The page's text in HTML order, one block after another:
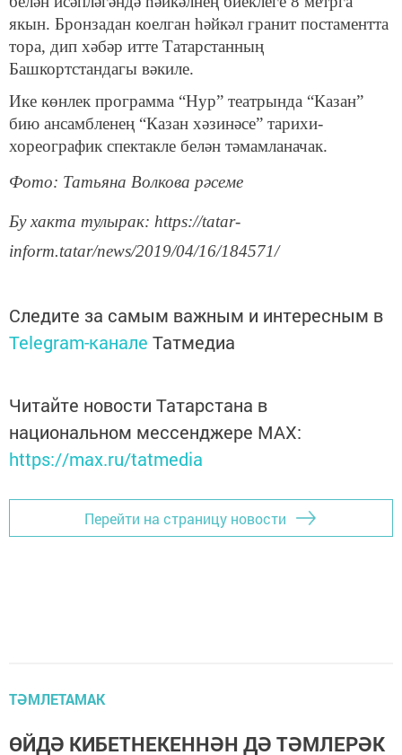
якын. Бронзадан коелган һәйкәл гранит постаментта
тора, дип хәбәр итте Татарстанның
Башкортстандагы вәкиле.
Ике көнлек программа “Нур” театрында “Казан”
бию ансамбленең “Казан хәзинәсе” тарихи-
хореографик спектакле белән тәмамланачак.
Фото: Татьяна Волкова рәсеме
Бу хакта тулырак: https://tatar-
inform.tatar/news/2019/04/16/184571/
Следите за самым важным и интересным в
Telegram-канале Татмедиа
Читайте новости Татарстана в
национальном мессенджере MАХ:
https://max.ru/tatmedia
Перейти на страницу новости
ТӘМЛЕТАМАК
ӨЙДӘ КИБЕТНЕКЕННӘН ДӘ ТӘМЛЕРӘК